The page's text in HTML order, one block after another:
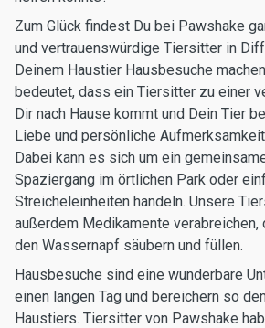
Zum Glück findest Du bei Pawshake
und vertrauenswürdige Tiersitter in
Deinem Haustier Hausbesuche
bedeutet, dass ein Tiersitter zu einer
Dir nach Hause kommt und Dein Tier
Liebe und persönliche
Dabei kann es sich um ein
Spaziergang im örtlichen Park oder
Streicheleinheiten handeln. Unsere
außerdem Medikamente verabreichen,
den Wassernapf säubern und füllen.
Hausbesuche sind eine wunderbare
einen langen Tag und bereichern so
Haustiers. Tiersitter von Pawshake